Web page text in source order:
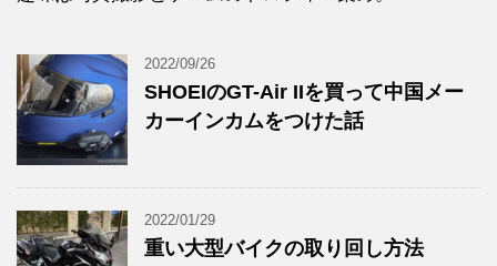
2022/09/26
SHOEIのGT-Air IIを買って中国メー
カーインカムをつけた話
2022/01/29
重い大型バイクの取り回し方法